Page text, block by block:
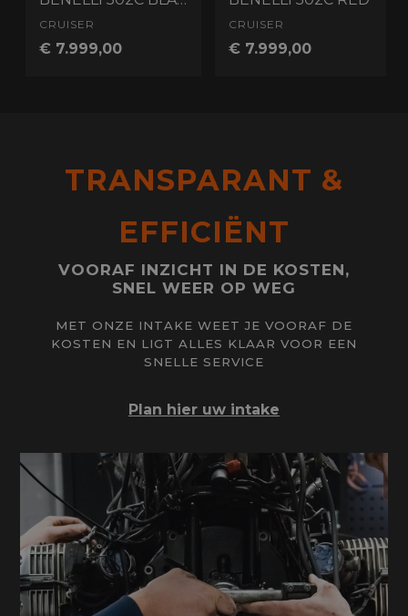
CRUISER
€ 7.999,00
CRUISER
€ 7.999,00
TRANSPARANT &
EFFICIËNT
VOORAF INZICHT IN DE KOSTEN,
SNEL WEER OP WEG
MET ONZE INTAKE WEET JE VOORAF DE
KOSTEN EN LIGT ALLES KLAAR VOOR EEN
SNELLE SERVICE
Plan hier uw intake